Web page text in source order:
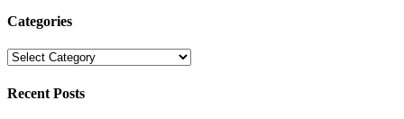
Categories
Categories
Recent Posts